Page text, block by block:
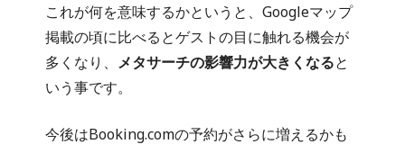
これが何を意味するかというと、Googleマップ
掲載の頃に比べるとゲストの目に触れる機会が
多くなり、 メタサーチの影響力が大きくなると
いう事です。
今後はBooking.comの予約がさらに増えるかも